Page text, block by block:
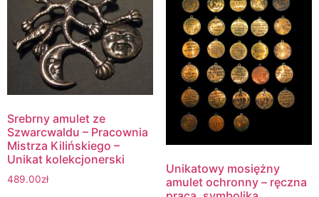
Srebrny amulet ze
Szwarcwaldu – Pracownia
Mistrza Kilińskiego –
Unikat kolekcjonerski
489.00zł
Unikatowy mosiężny
amulet ochronny – ręczna